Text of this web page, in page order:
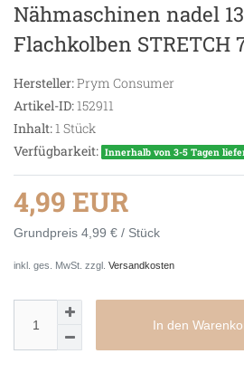
Nähmaschinen nadel
Flachkolben STRETCH
Hersteller:Prym Consumer
Artikel-ID:152911
Inhalt:1 Stück
Verfügbarkeit: Innerhalb von 3-5 Tagen
4,99 EUR
Grundpreis 4,99 € / Stück
inkl. ges. MwSt. zzgl. Versandkosten
In den